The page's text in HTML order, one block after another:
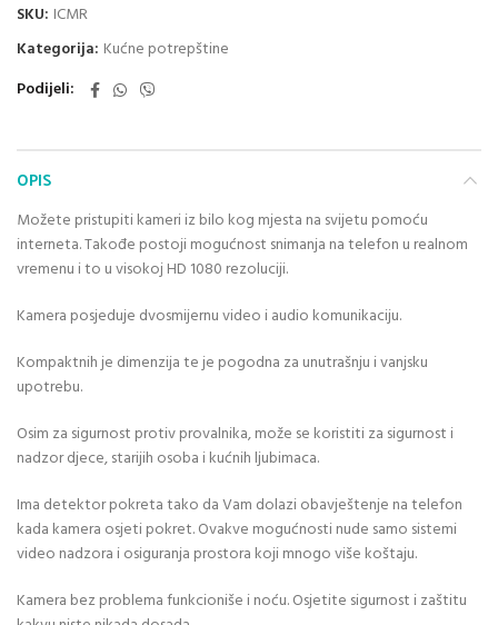
SKU: ICMR
Kategorija: Kućne potrepštine
Podijeli
OPIS
Možete pristupiti kameri iz bilo kog mjesta na svijetu pomoću
interneta. Takođe postoji mogućnost snimanja na telefon u realnom
vremenu i to u visokoj HD 1080 rezoluciji.
Kamera posjeduje dvosmijernu video i audio komunikaciju.
Kompaktnih je dimenzija te je pogodna za unutrašnju i vanjsku
upotrebu.
Osim za sigurnost protiv provalnika, može se koristiti za sigurnost i
nadzor djece, starijih osoba i kućnih ljubimaca.
Ima detektor pokreta tako da Vam dolazi obavještenje na telefon
kada kamera osjeti pokret. Ovakve mogućnosti nude samo sistemi
video nadzora i osiguranja prostora koji mnogo više koštaju.
Kamera bez problema funkcioniše i noću. Osjetite sigurnost i zaštitu